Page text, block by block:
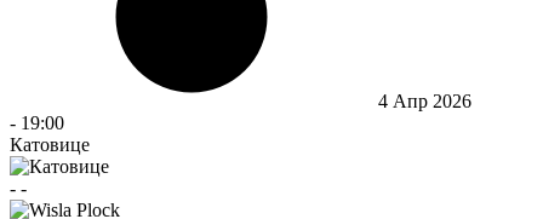
4 Апр 2026
- 19:00
Катовице
- -